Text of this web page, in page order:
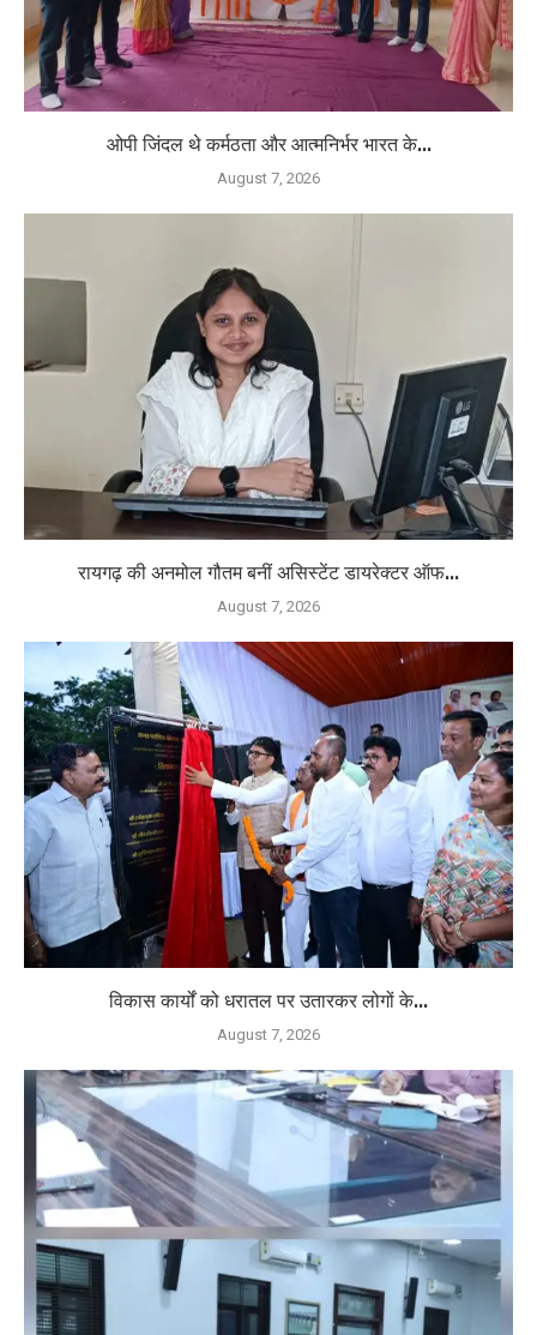
ओपी जिंदल थे कर्मठता और आत्मनिर्भर भारत के...
August 7, 2026
रायगढ़ की अनमोल गौतम बनीं असिस्टेंट डायरेक्टर ऑफ...
August 7, 2026
विकास कार्यों को धरातल पर उतारकर लोगों के...
August 7, 2026